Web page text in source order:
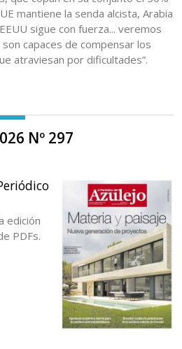
mantiene la senda alcista, Arabia
sigue con fuerza... veremos
capaces de compensar los
atraviesan por dificultades”.
Nº 297
edición
PDFs.